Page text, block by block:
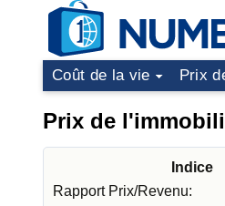
Coût de la vie Prix
Prix de
Indice
Rapport Prix/Revenu: